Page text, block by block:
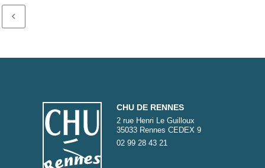
CHU DE RENNES
2 rue Henri Le Guilloux
35033 Rennes CEDEX 9
02 99 28 43 21